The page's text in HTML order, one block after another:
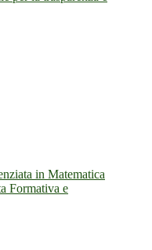
in Matematica
Formativa e